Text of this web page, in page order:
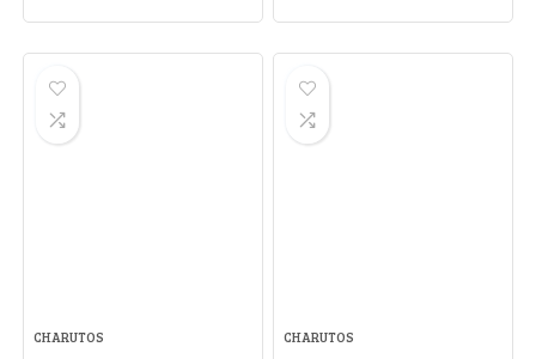
CHARUTOS CHARUTOS